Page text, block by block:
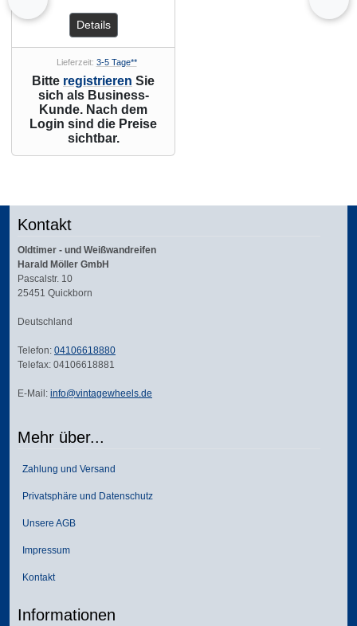
zurück
Details
Lieferzeit: 3-5 Tage**
Bitte registrieren Sie
sich als Business-
Kunde. Nach dem
Login sind die Preise
sichtbar.
vor
Kontakt
Oldtimer - und Weißwandreifen
Harald Möller GmbH
Pascalstr. 10
25451 Quickborn
Deutschland
Telefon: 04106618880
Telefax: 04106618881
E-Mail: info@vintagewheels.de
Mehr über...
Zahlung und Versand
Privatsphäre und Datenschutz
Unsere AGB
Impressum
Kontakt
Informationen